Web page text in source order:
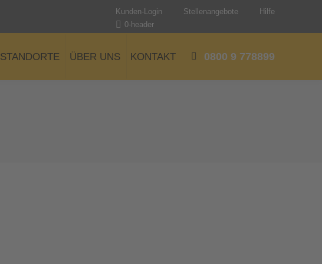
Kunden-Login Stellenangebote
Hilfe
0-header
STANDORTE ÜBER UNS KONTAKT 0800 9 778899